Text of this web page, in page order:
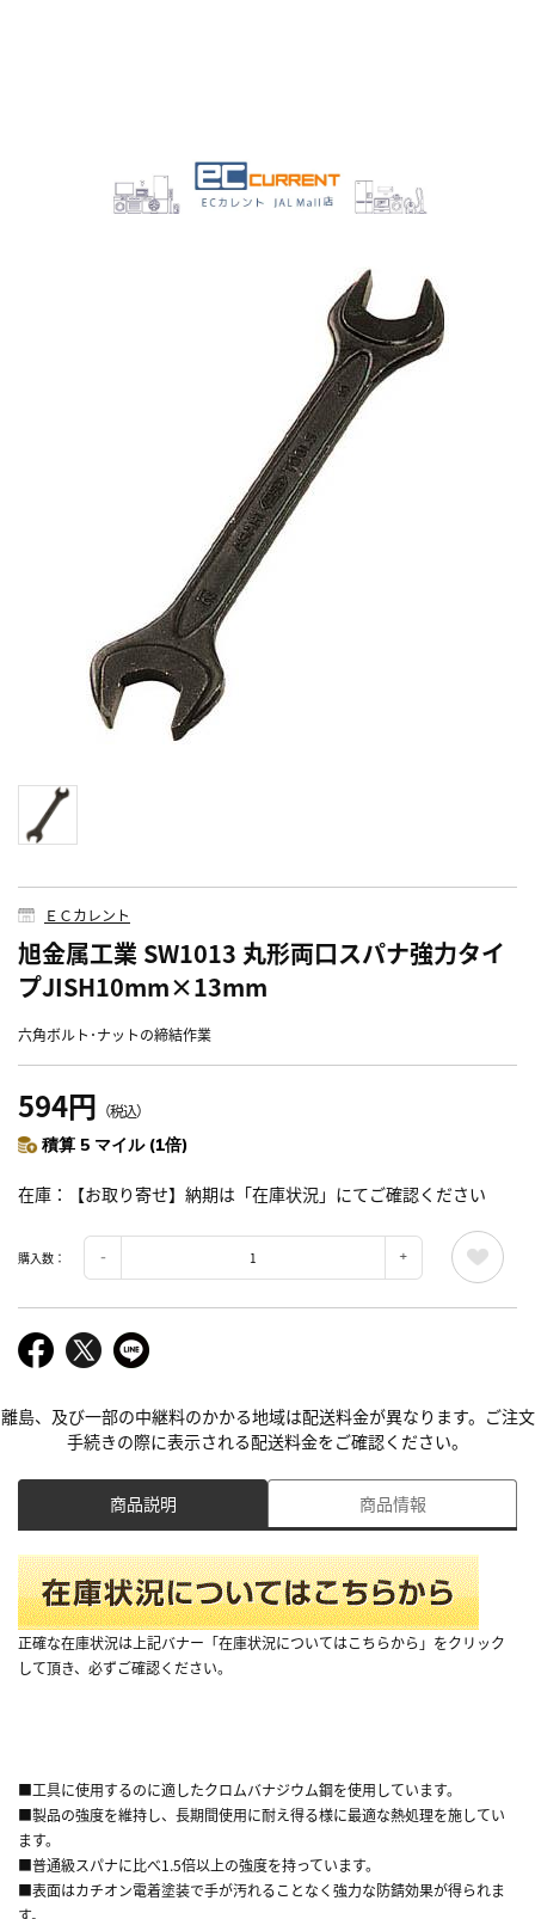
ＥＣカレント
旭金属工業 SW1013 丸形両口スパナ強力タイ
プJISH10mm×13mm
六角ボルト･ナットの締結作業
594円 （税込）
積算 5 マイル (1倍)
在庫 【お取り寄せ】納期は「在庫状況」にてご確認ください
購入数：
離島、及び一部の中継料のかかる地域は配送料金が異なります。ご注文
手続きの際に表示される配送料金をご確認ください。
商品説明 商品情報
正確な在庫状況は上記バナー「在庫状況についてはこちらから」をクリック
して頂き、必ずご確認ください。
■工具に使用するのに適したクロムバナジウム鋼を使用しています。
■製品の強度を維持し、長期間使用に耐え得る様に最適な熱処理を施してい
ます。
■普通級スパナに比べ1.5倍以上の強度を持っています。
■表面はカチオン電着塗装で手が汚れることなく強力な防錆効果が得られま